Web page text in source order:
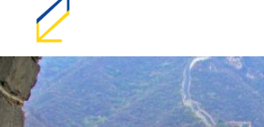
Skip
content